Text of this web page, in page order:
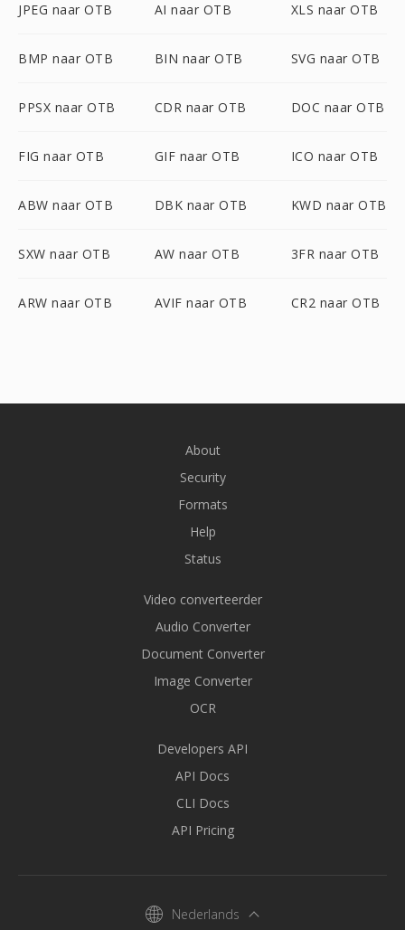
JPEG naar OTB AI naar OTB XLS naar OTB
BMP naar OTB BIN naar OTB SVG naar OTB
PPSX naar OTB CDR naar OTB DOC naar OTB
FIG naar OTB GIF naar OTB ICO naar OTB
ABW naar OTB DBK naar OTB KWD naar OTB
SXW naar OTB AW naar OTB 3FR naar OTB
ARW naar OTB AVIF naar OTB CR2 naar OTB
About
Security
Formats
Help
Status
Video converteerder
Audio Converter
Document Converter
Image Converter
OCR
Developers API
API Docs
CLI Docs
API Pricing
Nederlands